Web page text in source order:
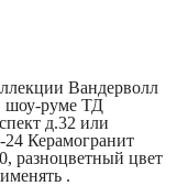
Вандерволл
шоу-руме ТД
д.32 или
Керамогранит
разноцветный цвет
.